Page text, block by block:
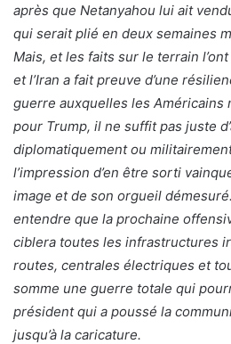
après que Netanyahou lui ait
qui serait plié en deux semaines
Mais, et les faits sur le terrain
et l’Iran a fait preuve d’une
guerre auxquelles les Américains
pour Trump, il ne suffit pas juste
diplomatiquement ou
l’impression d’en être sorti
image et de son orgueil
entendre que la prochaine
ciblera toutes les infrastructures
routes, centrales électriques et
somme une guerre totale qui
président qui a poussé la
jusqu’à la caricature.